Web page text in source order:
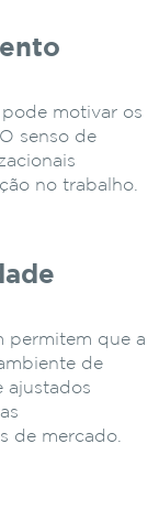
​​pode motivar os
senso de
no trabalho.
permitem que a
de
ajustados
de mercado.